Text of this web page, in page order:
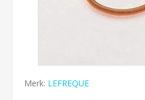
Merk: LEFREQUE